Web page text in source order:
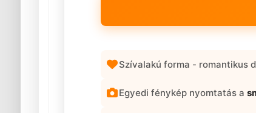
Szívalakú forma - romantikus
Egyedi fénykép nyomtatás a